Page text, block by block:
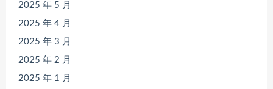
2025 年 5 月
2025 年 4 月
2025 年 3 月
2025 年 2 月
2025 年 1 月